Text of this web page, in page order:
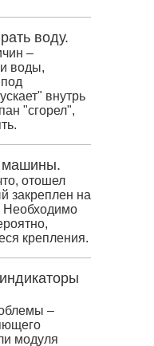
воду.
–
воды,
внутрь
"сгорел",
машины.
отошел
закреплен на
Необходимо
крепления.
–
модуля